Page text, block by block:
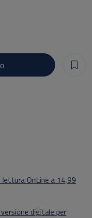
decidere pagine
ed eccessiva
metà dell'Ottocento al
proprio immenso
quale era stato
OnLine a 14,99
digitale per